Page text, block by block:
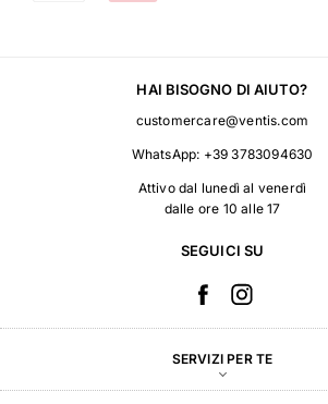
HAI BISOGNO DI AIUTO?
customercare@ventis.com
WhatsApp: +39 3783094630
Attivo dal lunedì al venerdì
dalle ore 10 alle 17
SEGUICI SU
SERVIZI PER TE